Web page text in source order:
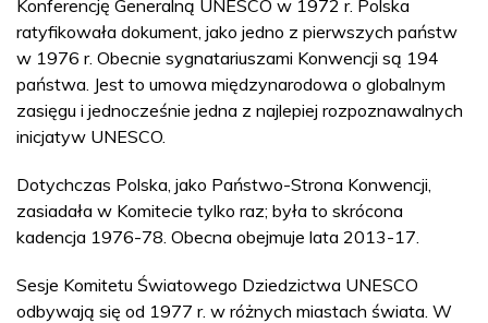
Konferencję Generalną UNESCO w 1972 r. Polska
ratyfikowała dokument, jako jedno z pierwszych państw
w 1976 r. Obecnie sygnatariuszami Konwencji są 194
państwa. Jest to umowa międzynarodowa o globalnym
zasięgu i jednocześnie jedna z najlepiej rozpoznawalnych
inicjatyw UNESCO.
Dotychczas Polska, jako Państwo-Strona Konwencji,
zasiadała w Komitecie tylko raz; była to skrócona
kadencja 1976-78. Obecna obejmuje lata 2013-17.
Sesje Komitetu Światowego Dziedzictwa UNESCO
odbywają się od 1977 r. w różnych miastach świata. W